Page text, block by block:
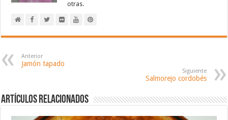
otras.
Anterior
Jamón tapado
Siguiente
Salmorejo cordobés
Artículos relacionados